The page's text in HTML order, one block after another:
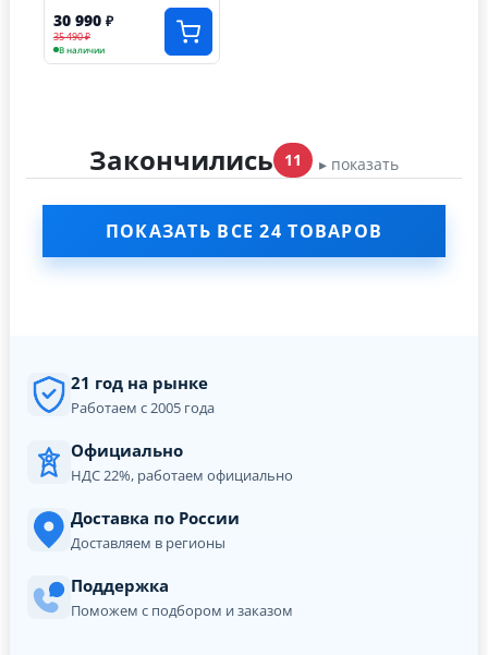
30 990 ₽
35 490 ₽
В наличии
Закончились 11 ▸ показать
ПОКАЗАТЬ ВСЕ 24 ТОВАРОВ
21 год на рынке
Работаем с 2005 года
Официально
НДС 22%, работаем официально
Доставка по России
Доставляем в регионы
Поддержка
Поможем с подбором и заказом